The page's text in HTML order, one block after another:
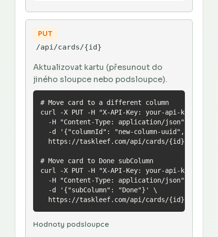
PUT
/api/cards/{id}
Aktualizovat kartu (přesunout do
jiného sloupce nebo podsloupce).
# Move card to a different column
curl -X PUT -H "X-API-Key: your-api-key" \
  -H "Content-Type: application/json" \
-d '{"columnId": "new-column-uuid",
  https://taskleef.com/api/cards/{id}
# Move card to Done subColumn
curl -X PUT -H "X-API-Key: your-api-key" \
  -H "Content-Type: application/json" \
  -d '{"subColumn": "Done"}' \
  https://taskleef.com/api/cards/{id}
Hodnoty podsloupce